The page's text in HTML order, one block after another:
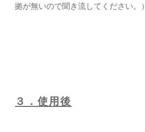
拠が無いので聞き流してください。）
３．使用後